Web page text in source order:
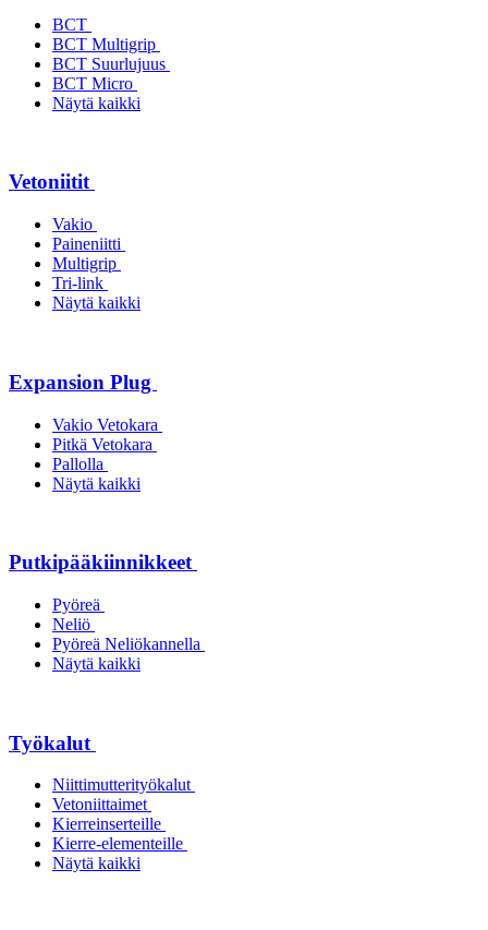
BCT
BCT Multigrip
BCT Suurlujuus
BCT Micro
Näytä kaikki
Vetoniitit
Vakio
Paineniitti
Multigrip
Tri-link
Näytä kaikki
Expansion Plug
Vakio Vetokara
Pitkä Vetokara
Pallolla
Näytä kaikki
Putkipääkiinnikkeet
Pyöreä
Neliö
Pyöreä Neliökannella
Näytä kaikki
Työkalut
Niittimutterityökalut
Vetoniittaimet
Kierreinserteille
Kierre-elementeille
Näytä kaikki